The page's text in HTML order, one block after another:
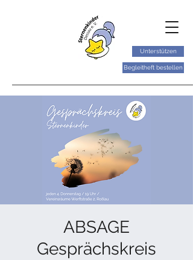
Unterstützen
Begleitheft bestellen
ABSAGE
Gesprächskreis